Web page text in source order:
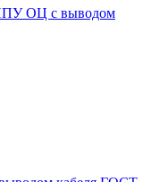
ОЦ с выводом